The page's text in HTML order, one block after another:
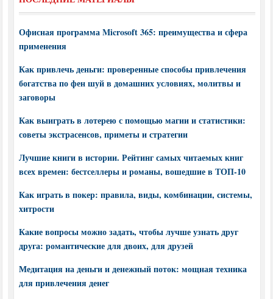
Офисная программа Microsoft 365: преимущества и сфера
применения
Как привлечь деньги: проверенные способы привлечения
богатства по фен шуй в домашних условиях, молитвы и
заговоры
Как выиграть в лотерею с помощью магии и статистики:
советы экстрасенсов, приметы и стратегии
Лучшие книги в истории. Рейтинг самых читаемых книг
всех времен: бестселлеры и романы, вошедшие в ТОП-10
Как играть в покер: правила, виды, комбинации, системы,
хитрости
Какие вопросы можно задать, чтобы лучше узнать друг
друга: романтические для двоих, для друзей
Медитация на деньги и денежный поток: мощная техника
для привлечения денег